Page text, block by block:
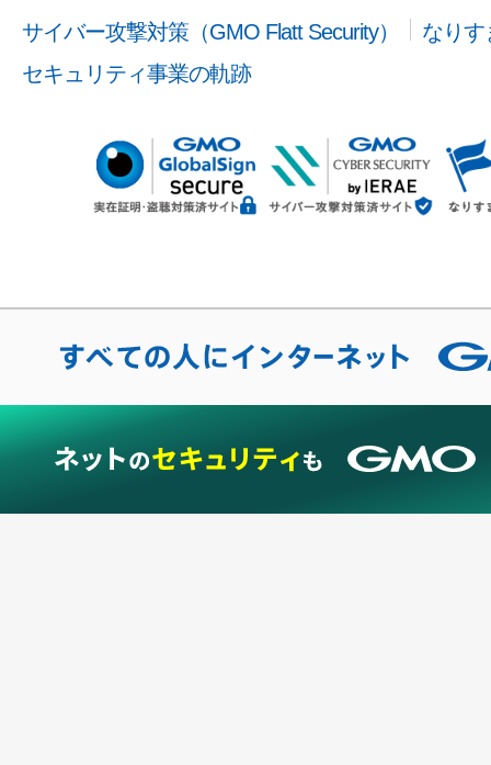
サイバー攻撃対策（GMO Flatt Security）
なりす
セキュリティ事業の軌跡